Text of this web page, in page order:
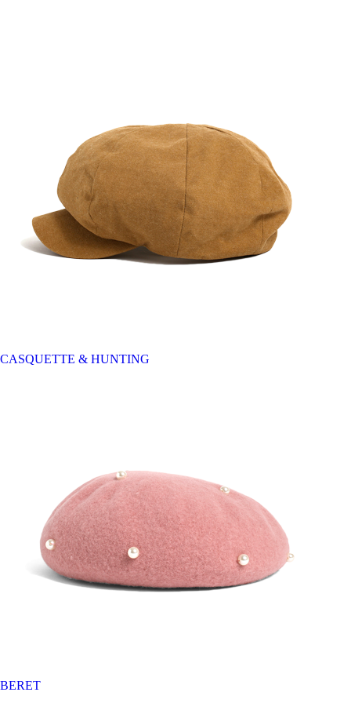
CASQUETTE & HUNTING
BERET